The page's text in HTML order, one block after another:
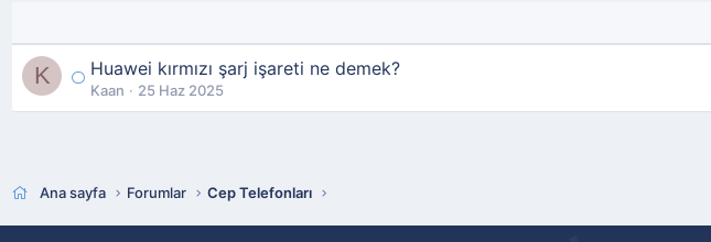
K Huawei kırmızı şarj işareti ne demek?
Kaan 25 Haz 2025
Ana sayfa Forumlar Cep Telefonları